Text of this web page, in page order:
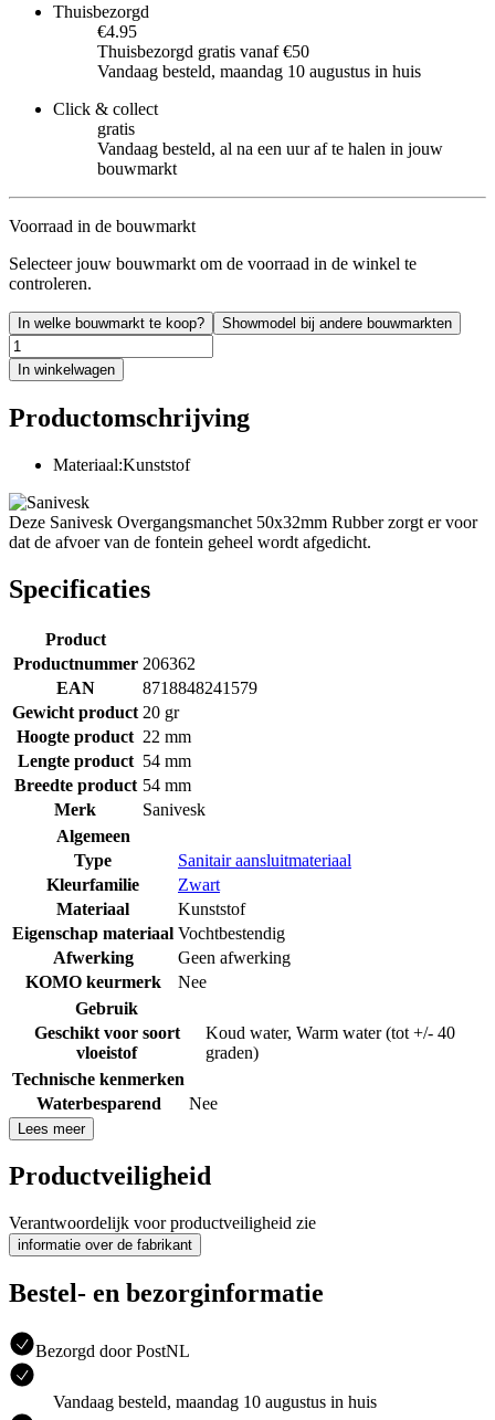
Thuisbezorgd
€4.95
Thuisbezorgd gratis vanaf €50
Vandaag besteld, maandag 10 augustus in huis
Click & collect
gratis
Vandaag besteld, al na een uur af te halen in jouw
bouwmarkt
Voorraad in de bouwmarkt
Selecteer jouw bouwmarkt om de voorraad in de winkel te
controleren.
In welke bouwmarkt te koop? Showmodel bij andere bouwmarkten
In winkelwagen
Productomschrijving
Materiaal:Kunststof
Deze Sanivesk Overgangsmanchet 50x32mm Rubber zorgt er voor
dat de afvoer van de fontein geheel wordt afgedicht.
Specificaties
Product
Productnummer 206362
EAN
8718848241579
Gewicht product 20 gr
Hoogte product 22 mm
Lengte product 54 mm
Breedte product 54 mm
Merk
Sanivesk
Algemeen
Type
Sanitair aansluitmateriaal
Kleurfamilie
Zwart
Materiaal
Kunststof
Eigenschap materiaal Vochtbestendig
Afwerking
Geen afwerking
KOMO keurmerk
Nee
Gebruik
Geschikt voor soort
vloeistof
Koud water, Warm water (tot +/- 40
graden)
Technische kenmerken
Waterbesparend
Nee
Lees meer
Productveiligheid
Verantwoordelijk voor productveiligheid zie
informatie over de fabrikant
Bestel- en bezorginformatie
Bezorgd door PostNL
Vandaag besteld, maandag 10 augustus in huis